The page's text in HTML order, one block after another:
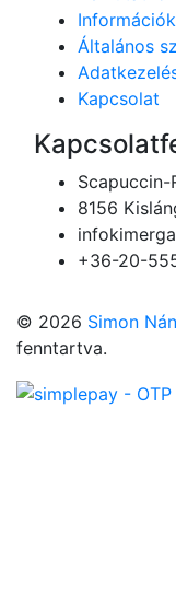
Információk
Általános
Kapcsolat
Scapuccin-
8156
+36-20-
© 2026 Simon
fenntartva.